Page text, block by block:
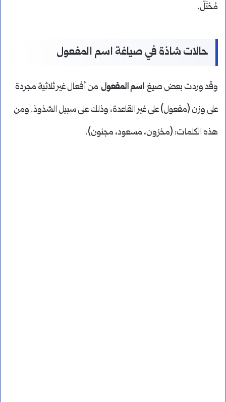
مُحْتَلٌّ.
حالات شاذة في صياغة اسم المفعول
وقد وردت بعض صيغ اسم المفعول من أفعال غير ثلاثية مجردة
على وزن (مفعول) على غير القاعدة، وذلك على سبيل الشذوذ. ومن
هذه الكلمات: (مخزون، مسعود، مجنون).